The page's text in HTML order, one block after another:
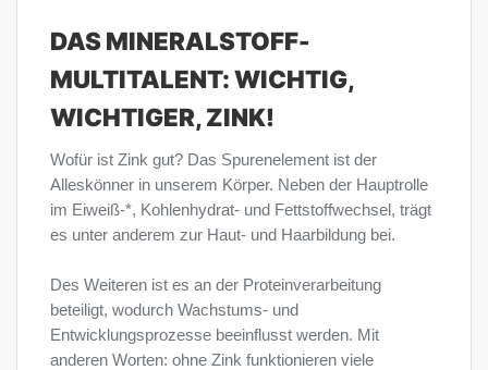
DAS MINERALSTOFF-
MULTITALENT: WICHTIG,
WICHTIGER, ZINK!
Wofür ist Zink gut? Das Spurenelement ist der
Alleskönner in unserem Körper. Neben der Hauptrolle
im Eiweiß-*, Kohlenhydrat- und Fettstoffwechsel, trägt
es unter anderem zur Haut- und Haarbildung bei.
Des Weiteren ist es an der Proteinverarbeitung
beteiligt, wodurch Wachstums- und
Entwicklungsprozesse beeinflusst werden. Mit
anderen Worten: ohne Zink funktionieren viele